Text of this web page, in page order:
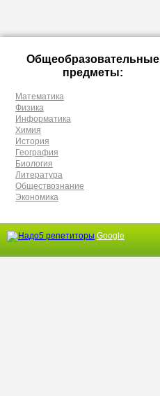
Общеобразовательные
предметы:
Математика
Физика
Информатика
Химия
История
География
Биология
Литература
Обществознание
Экономика
Google